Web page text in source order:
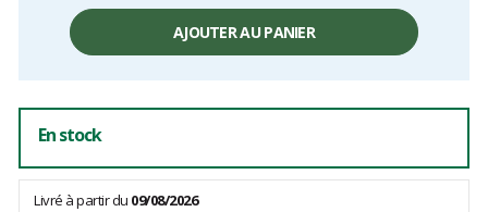
unitaire,
AJOUTER AU PANIER
En stock
Livré à partir du 09/08/2026